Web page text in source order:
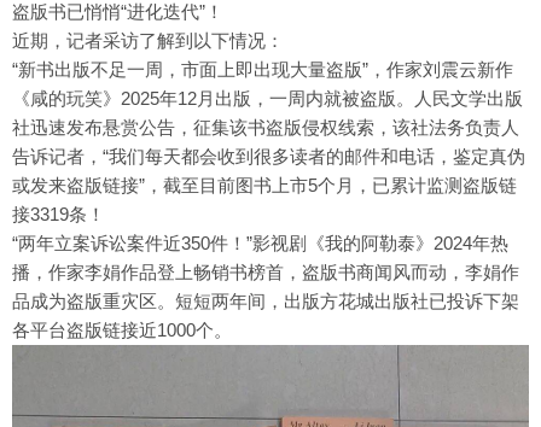
盗版书已悄悄“进化迭代”！
近期，记者采访了解到以下情况：
“新书出版不足一周，市面上即出现大量盗版”，作家刘震云新作
《咸的玩笑》2025年12月出版，一周内就被盗版。人民文学出版
社迅速发布悬赏公告，征集该书盗版侵权线索，该社法务负责人
告诉记者，“我们每天都会收到很多读者的邮件和电话，鉴定真伪
或发来盗版链接”，截至目前图书上市5个月，已累计监测盗版链
接3319条！
“两年立案诉讼案件近350件！”影视剧《我的阿勒泰》2024年热
播，作家李娟作品登上畅销书榜首，盗版书商闻风而动，李娟作
品成为盗版重灾区。短短两年间，出版方花城出版社已投诉下架
各平台盗版链接近1000个。